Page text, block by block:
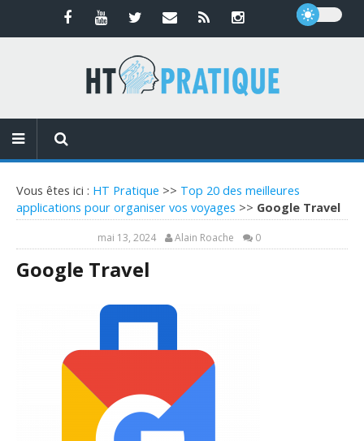
Vous êtes ici : HT Pratique >> Top 20 des meilleures
applications pour organiser vos voyages >> Google Travel
mai 13, 2024 Alain Roache 0
Google Travel